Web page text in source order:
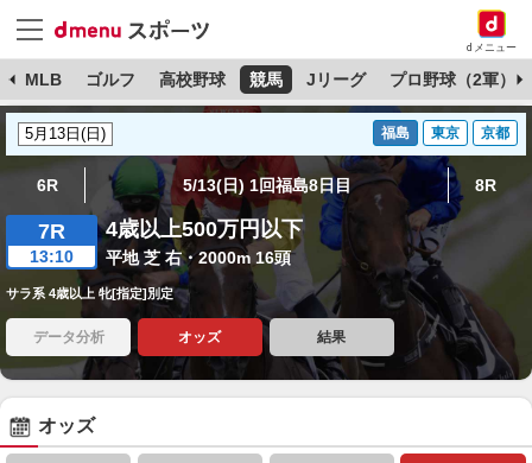
dメニュー
MLB ゴルフ 高校野球 競馬 Jリーグ プロ野球（2軍）
福島 東京 京都
6R 5/13(日) 1回福島8日目 8R
7R
13:10
4歳以上500万円以下
平地 芝 右・2000m 16頭
サラ系 4歳以上 牝[指定]別定
データ分析 オッズ 結果
オッズ